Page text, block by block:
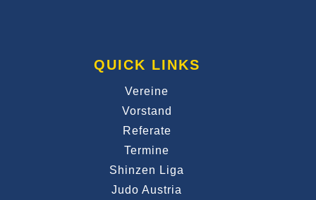
QUICK LINKS
Vereine
Vorstand
Referate
Termine
Shinzen Liga
Judo Austria